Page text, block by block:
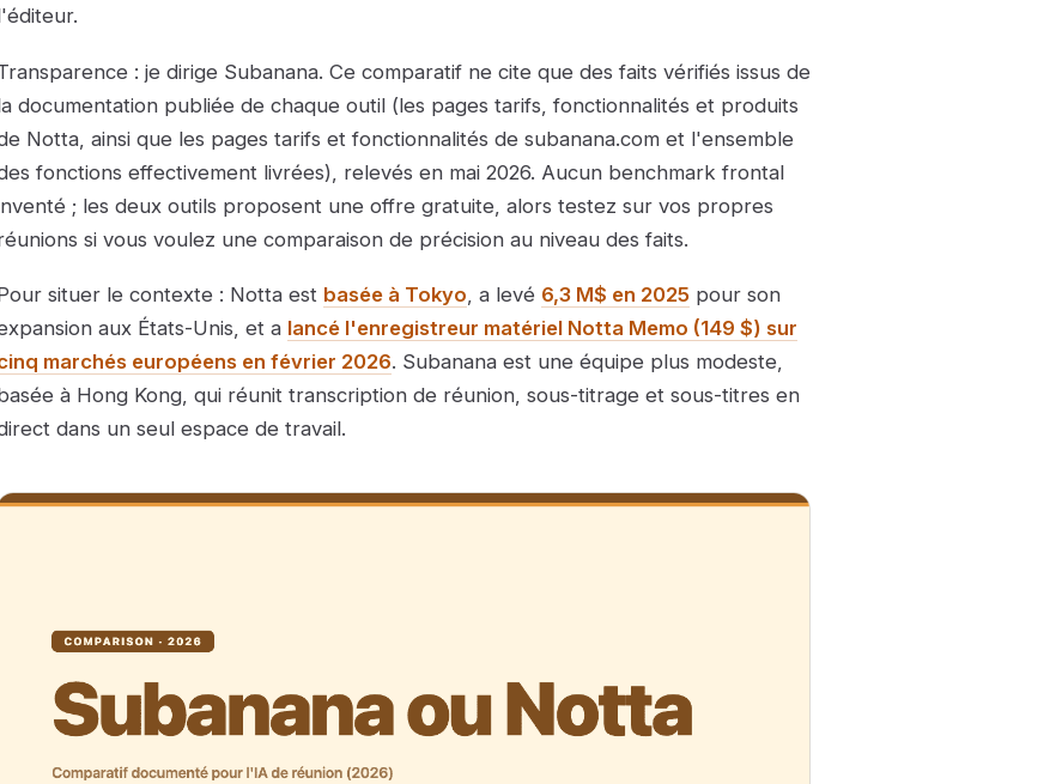
: je dirige Subanana. Ce comparatif ne cite que des faits vérifiés issus de
documentation publiée de chaque outil (les pages tarifs, fonctionnalités et produits
Notta, ainsi que les pages tarifs et fonctionnalités de subanana.com et l'ensemble
fonctions effectivement livrées), relevés en mai 2026. Aucun benchmark frontal
; les deux outils proposent une offre gratuite, alors testez sur vos propres
si vous voulez une comparaison de précision au niveau des faits.
situer le contexte : Notta est basée à Tokyo, a levé 6,3 M$ en 2025 pour son
aux États-Unis, et a lancé l'enregistreur matériel Notta Memo (149 $) sur
marchés européens en février 2026. Subanana est une équipe plus modeste,
à Hong Kong, qui réunit transcription de réunion, sous-titrage et sous-titres en
dans un seul espace de travail.